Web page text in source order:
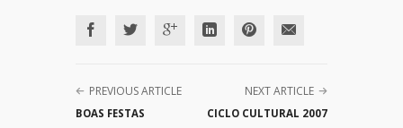
PREVIOUS ARTICLE
BOAS FESTAS
NEXT ARTICLE
CICLO CULTURAL 2007